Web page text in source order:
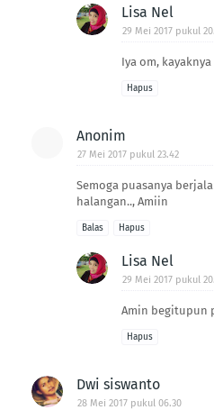
Lisa Nel
29 Mei 2017 pukul
Iya om,
Hapus
Anonim
27 Mei 2017 pukul 23.42
Semoga puasanya
halangan.., Amiin
Balas Hapus
Lisa Nel
29 Mei 2017 pukul
Amin begitupun
Hapus
Dwi siswanto
28 Mei 2017 pukul 06.30